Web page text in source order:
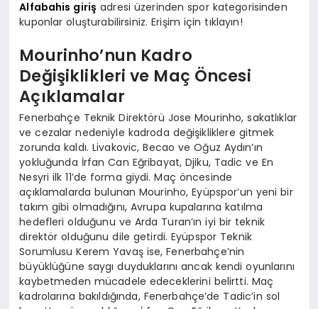
Alfabahis giriş adresi üzerinden spor kategorisinden
kuponlar oluşturabilirsiniz. Erişim için tıklayın!
Mourinho’nun Kadro
Değişiklikleri ve Maç Öncesi
Açıklamalar
Fenerbahçe Teknik Direktörü Jose Mourinho, sakatlıklar
ve cezalar nedeniyle kadroda değişikliklere gitmek
zorunda kaldı. Livakovic, Becao ve Oğuz Aydın’ın
yokluğunda İrfan Can Eğribayat, Djiku, Tadic ve En
Nesyri ilk 11’de forma giydi. Maç öncesinde
açıklamalarda bulunan Mourinho, Eyüpspor’un yeni bir
takım gibi olmadığını, Avrupa kupalarına katılma
hedefleri olduğunu ve Arda Turan’ın iyi bir teknik
direktör olduğunu dile getirdi. Eyüpspor Teknik
Sorumlusu Kerem Yavaş ise, Fenerbahçe’nin
büyüklüğüne saygı duyduklarını ancak kendi oyunlarını
kaybetmeden mücadele edeceklerini belirtti. Maç
kadrolarına bakıldığında, Fenerbahçe’de Tadic’in sol